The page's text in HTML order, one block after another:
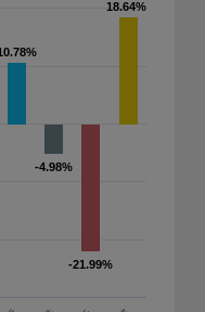
-4.98%
-4.98%
-21.99%
-21.99%
18.64%
18.64%